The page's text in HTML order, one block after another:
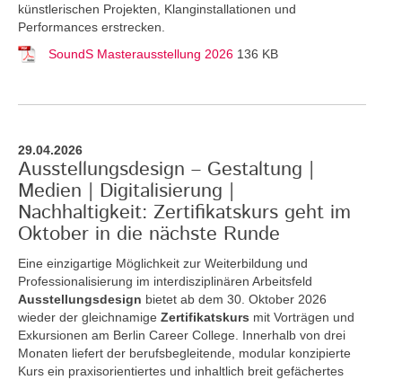
künstlerischen Projekten, Klanginstallationen und
Performances erstrecken.
SoundS Masterausstellung 2026 136 KB
29.04.2026
Ausstellungsdesign – Gestaltung |
Medien | Digitalisierung |
Nachhaltigkeit: Zertifikatskurs geht im
Oktober in die nächste Runde
Eine einzigartige Möglichkeit zur Weiterbildung und
Professionalisierung im interdisziplinären Arbeitsfeld
Ausstellungsdesign bietet ab dem 30. Oktober 2026
wieder der gleichnamige Zertifikatskurs mit Vorträgen und
Exkursionen am Berlin Career College. Innerhalb von drei
Monaten liefert der berufsbegleitende, modular konzipierte
Kurs ein praxisorientiertes und inhaltlich breit gefächertes